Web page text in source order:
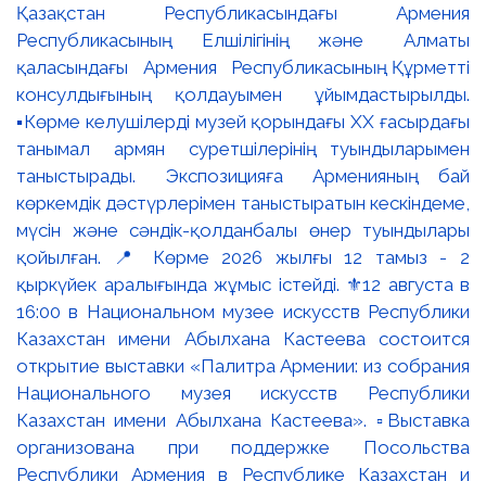
Қазақстан Республикасындағы Армения
Республикасының Елшілігінің және Алматы
қаласындағы Армения Республикасының Құрметті
консулдығының қолдауымен ұйымдастырылды.
▪️Көрме келушілерді музей қорындағы ХХ ғасырдағы
танымал армян суретшілерінің туындыларымен
таныстырады. Экспозицияға Арменияның бай
көркемдік дәстүрлерімен таныстыратын кескіндеме,
мүсін және сәндік-қолданбалы өнер туындылары
қойылған. 📍 Көрме 2026 жылғы 12 тамыз - 2
қыркүйек аралығында жұмыс істейді. ⚜️12 августа в
16:00 в Национальном музее искусств Республики
Казахстан имени Абылхана Кастеева состоится
открытие выставки «Палитра Армении: из собрания
Национального музея искусств Республики
Казахстан имени Абылхана Кастеева». ▫️Выставка
организована при поддержке Посольства
Республики Армения в Республике Казахстан и